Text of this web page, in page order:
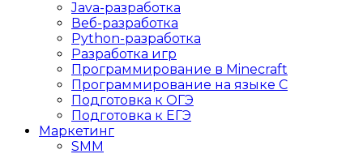
Java-разработка
Веб-разработка
Python-разработка
Разработка игр
Программирование в Minecraft
Программирование на языке C
Подготовка к ОГЭ
Подготовка к ЕГЭ
Маркетинг
SMM